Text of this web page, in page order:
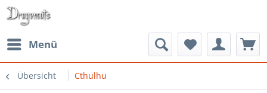
Menü
Übersicht Cthulhu